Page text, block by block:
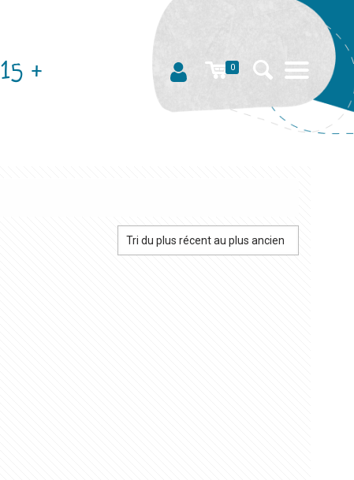
15 + 0